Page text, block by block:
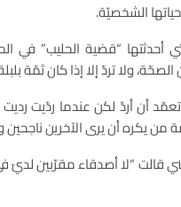
الشخصيّة.
“قضية الحليب” في
ولا تردّ إلا إذا كان ثمّة
أن أردّ لكن عندما ردّيت
من يكره أن يرى الآخرين
قالت “لا أصدقاء مقرّبين لديّ